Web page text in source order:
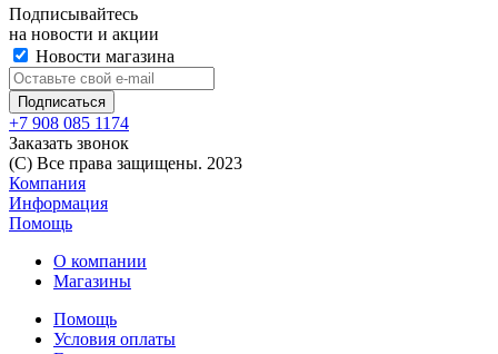
Подписывайтесь
на новости и акции
Новости магазина
+7 908 085 1174
Заказать звонок
(C) Все права защищены. 2023
Компания
Информация
Помощь
О компании
Магазины
Помощь
Условия оплаты